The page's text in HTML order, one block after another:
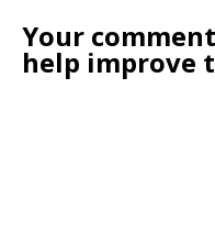
Your
help improve